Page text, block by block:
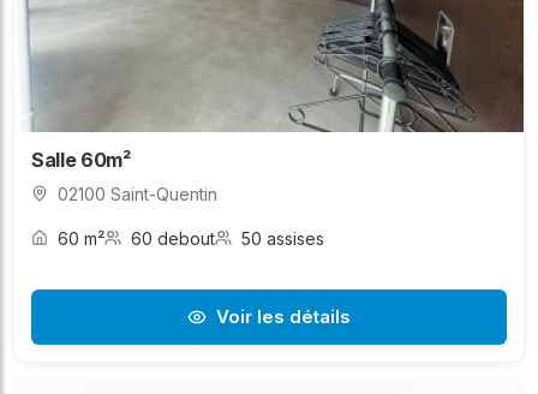
Salle 60m²
02100 Saint-Quentin
60 m² 60 debout 50 assises
Voir les détails